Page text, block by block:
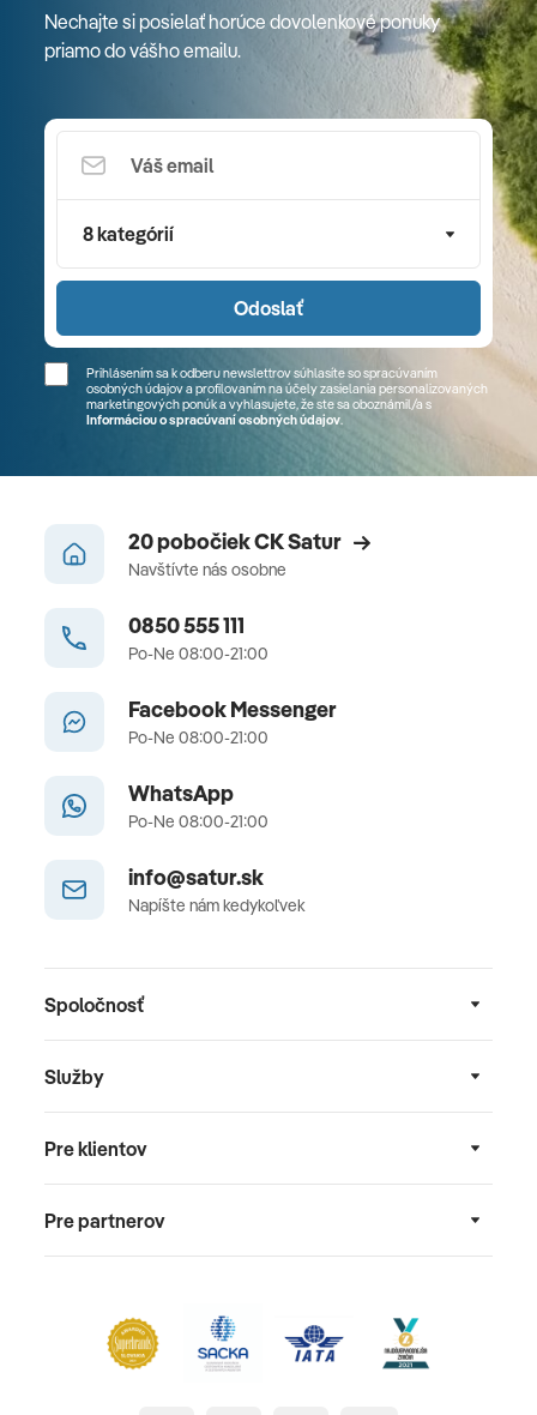
Nechajte si posielať horúce dovolenkové ponuky
priamo do vášho emailu.
8 kategórií
Odoslať
Prihlásením sa k odberu newslettrov súhlasíte so spracúvaním
osobných údajov a profilovaním na účely zasielania personalizovaných
marketingových ponúk a vyhlasujete, že ste sa oboznámil/a s
Informáciou o spracúvaní osobných údajov.
20 pobočiek CK Satur
Navštívte nás osobne
0850 555 111
Po-Ne 08:00-21:00
Facebook Messenger
Po-Ne 08:00-21:00
WhatsApp
Po-Ne 08:00-21:00
info@satur.sk
Napíšte nám kedykoľvek
Spoločnosť
Služby
Pre klientov
Pre partnerov